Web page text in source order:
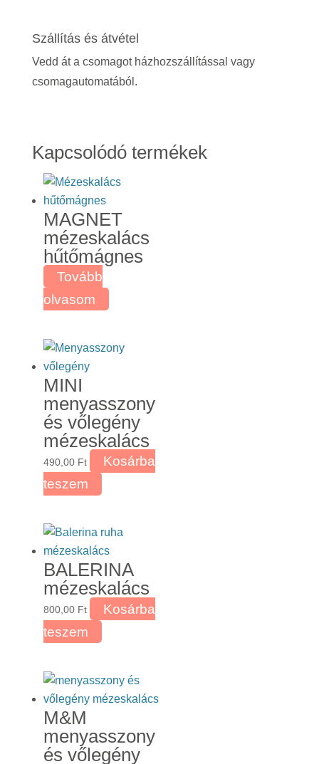
Szállítás és átvétel
Vedd át a csomagot házhozszállítással vagy
csomagautomatából.
Kapcsolódó termékek
MAGNET
mézeskalács
hűtőmágnes
Tovább
olvasom
MINI
menyasszony
és vőlegény
mézeskalács
490,00 Ft
Kosárba
teszem
BALERINA
mézeskalács
800,00 Ft
Kosárba
teszem
M&M
menyasszony
és vőlegény